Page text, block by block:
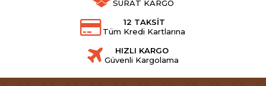
SÜRAT KARGO
12 TAKSİT
Tüm Kredi Kartlarına
HIZLI KARGO
Güvenli Kargolama